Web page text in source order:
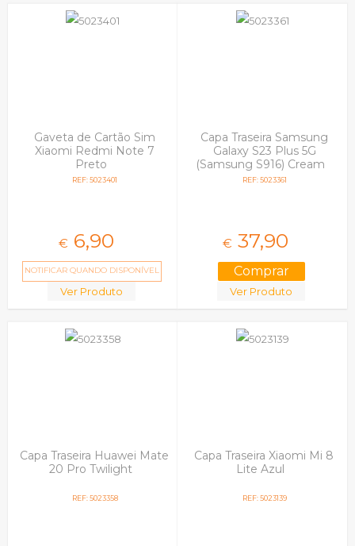
Gaveta de Cartão Sim
Xiaomi Redmi Note 7
Preto
REF: 5023401
€ 6,90
NOTIFICAR QUANDO DISPONÍVEL
Ver Produto
Capa Traseira Samsung
Galaxy S23 Plus 5G
(Samsung S916) Cream
REF: 5023361
€ 37,90
Ver Produto
Capa Traseira Huawei Mate
20 Pro Twilight
REF: 5023358
Capa Traseira Xiaomi Mi 8
Lite Azul
REF: 5023139